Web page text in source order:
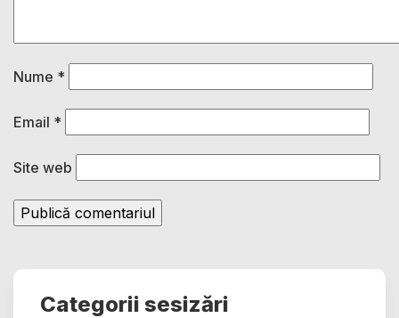
Nume *
Email *
Site web
Categorii sesizări